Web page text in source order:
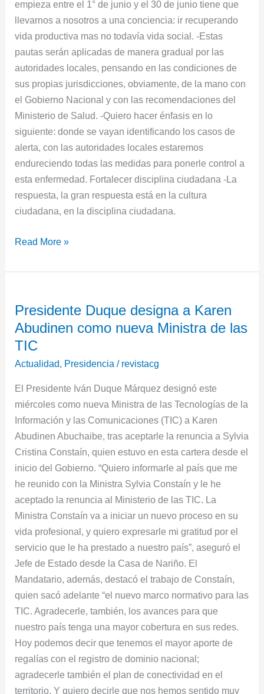
empieza entre el 1° de junio y el 30 de junio tiene que
llevarnos a nosotros a una conciencia: ir recuperando
vida productiva mas no todavía vida social. -Estas
pautas serán aplicadas de manera gradual por las
autoridades locales, pensando en las condiciones de
sus propias jurisdicciones, obviamente, de la mano con
el Gobierno Nacional y con las recomendaciones del
Ministerio de Salud. -Quiero hacer énfasis en lo
siguiente: donde se vayan identificando los casos de
alerta, con las autoridades locales estaremos
endureciendo todas las medidas para ponerle control a
esta enfermedad. Fortalecer disciplina ciudadana -La
respuesta, la gran respuesta está en la cultura
ciudadana, en la disciplina ciudadana.
Read More »
Presidente Duque designa a Karen
Abudinen como nueva Ministra de las
TIC
Actualidad, Presidencia / revistacg
El Presidente Iván Duque Márquez designó este
miércoles como nueva Ministra de las Tecnologías de la
Información y las Comunicaciones (TIC) a Karen
Abudinen Abuchaibe, tras aceptarle la renuncia a Sylvia
Cristina Constaín, quien estuvo en esta cartera desde el
inicio del Gobierno. “Quiero informarle al país que me
he reunido con la Ministra Sylvia Constaín y le he
aceptado la renuncia al Ministerio de las TIC. La
Ministra Constaín va a iniciar un nuevo proceso en su
vida profesional, y quiero expresarle mi gratitud por el
servicio que le ha prestado a nuestro país”, aseguró el
Jefe de Estado desde la Casa de Nariño. El
Mandatario, además, destacó el trabajo de Constaín,
quien sacó adelante “el nuevo marco normativo para las
TIC. Agradecerle, también, los avances para que
nuestro país tenga una mayor cobertura en sus redes.
Hoy podemos decir que tenemos el mayor aporte de
regalías con el registro de dominio nacional;
agradecerle también el plan de conectividad en el
territorio. Y quiero decirle que nos hemos sentido muy
Duque
designa
a
Karen
como
nueva
Ministra
de
las
TIC